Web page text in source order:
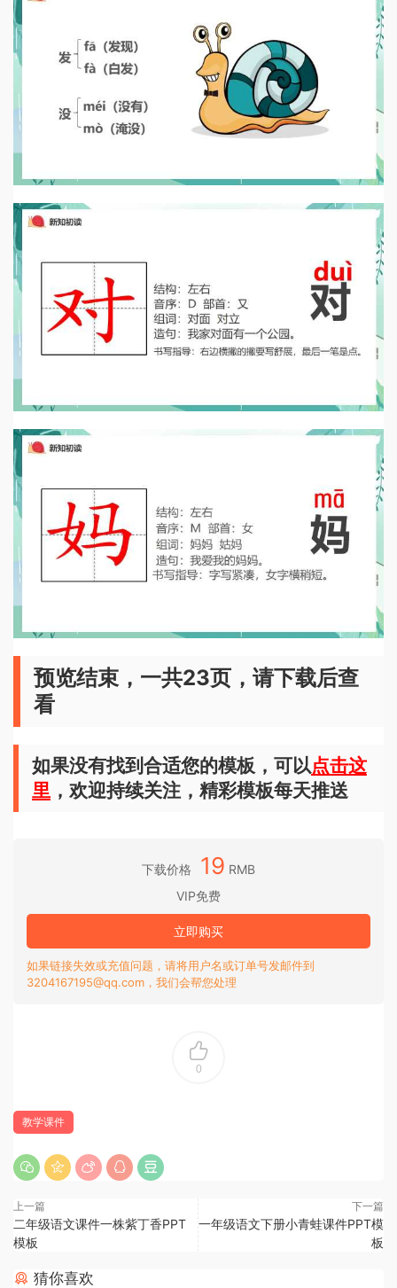
预览结束，一共23页，请下载后查
看
如果没有找到合适您的模板，可以点击这
里 ，欢迎持续关注，精彩模板每天推送
下载价格 19 RMB
VIP免费
立即购买
如果链接失效或充值问题，请将用户名或订单号发邮件到
3204167195@qq.com，我们会帮您处理
0
教学课件
上一篇
二年级语文课件一株紫丁香PPT
模板
下一篇
一年级语文下册小青蛙课件PPT模
板
猜你喜欢